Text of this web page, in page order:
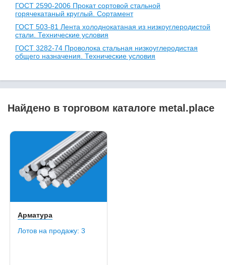
ГОСТ 2590-2006 Прокат сортовой стальной
горячекатаный круглый. Сортамент
ГОСТ 503-81 Лента холоднокатаная из низкоуглеродистой
стали. Технические условия
ГОСТ 3282-74 Проволока стальная низкоуглеродистая
общего назначения. Технические условия
Найдено в торговом каталоге metal.place
Арматура
Лотов на продажу: 3